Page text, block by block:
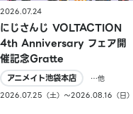
2026.07.24
にじさんじ VOLTACTION
4th Anniversary フェア開
催記念Gratte
アニメイト池袋本店
…他
2026.07.25（土）〜2026.08.16（日）